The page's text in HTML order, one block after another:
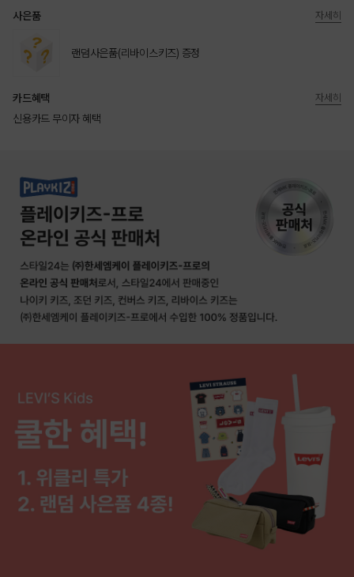
사은품
랜덤사은품(리바이스키즈) 증정
자세히
카드혜택
신용카드 무이자 혜택
자세히